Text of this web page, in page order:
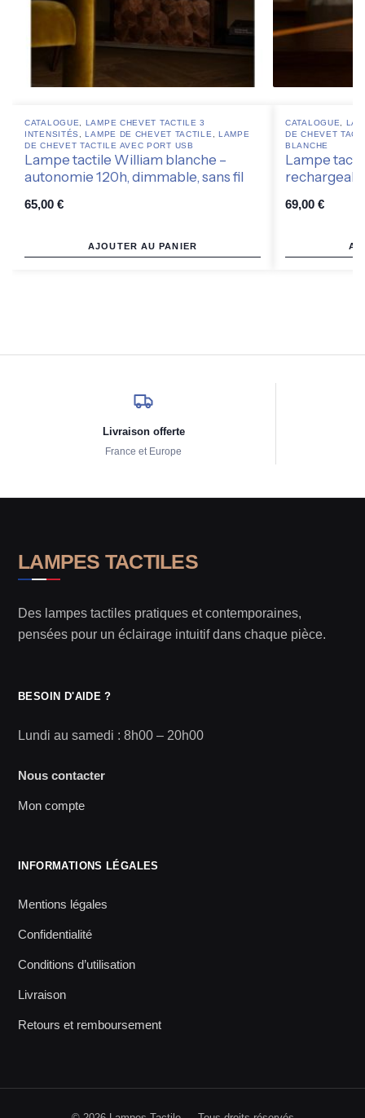
CATALOGUE
LAMPE CHEVET TACTILE 3
INTENSITÉS
,LAMPE DE CHEVET TACTILE
LAMPE
DE CHEVET TACTILE AVEC PORT USB
Lampe tactile William blanche –
autonomie 120h, dimmable, sans fil
65,00 €
AJOUTER AU PANIER
CATALOGUE
DE CHEVET
BLANCHE
Lampe
69,00 €
Livraison offerte
France et Europe
LAMPES TACTILES
Des lampes tactiles pratiques et contemporaines,
pensées pour un éclairage intuitif dans chaque pièce.
BESOIN D'AIDE ?
Lundi au samedi : 8h00 – 20h00
Nous contacter
Mon compte
INFORMATIONS LÉGALES
Mentions légales
Confidentialité
Conditions d’utilisation
Livraison
Retours et remboursement